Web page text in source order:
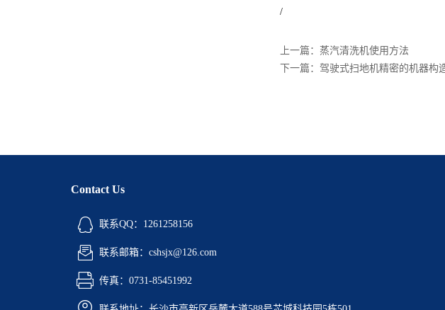
/
上一篇： 蒸汽清洗机使用方法
下一篇： 驾驶式扫地机精密的机器构
Contact Us
联系QQ：1261258156
联系邮箱：cshsjx@126.com
传真：0731-85451992